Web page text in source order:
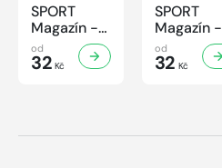
SPORT
Magazín -
32/2026
od
32 Kč
SPORT
Magazín -
31/2026
od
32 Kč